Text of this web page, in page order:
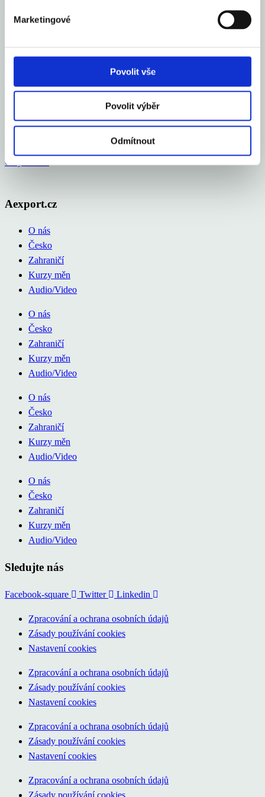
Marketingové
Povolit vše
Povolit výběr
Odmítnout
Celý článek
Průměrná inflace v roce 2025 na 2,5 %, letos okolo
Celý článek
Aexport.cz
O nás
Česko
Zahraničí
Kurzy měn
Audio/Video
O nás
Česko
Zahraničí
Kurzy měn
Audio/Video
O nás
Česko
Zahraničí
Kurzy měn
Audio/Video
O nás
Česko
Zahraničí
Kurzy měn
Audio/Video
Sledujte nás
Facebook-square Twitter Linkedin
Zpracování a ochrana osobních údajů
Zásady používání cookies
Nastavení cookies
Zpracování a ochrana osobních údajů
Zásady používání cookies
Nastavení cookies
Zpracování a ochrana osobních údajů
Zásady používání cookies
Nastavení cookies
Zpracování a ochrana osobních údajů
Zásady používání cookies